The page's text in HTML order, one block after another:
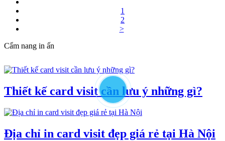
1
2
>
Cẩm nang in ấn
Thiết kế card visit cần lưu ý những gì?
Địa chỉ in card visit đẹp giá rẻ tại Hà Nội